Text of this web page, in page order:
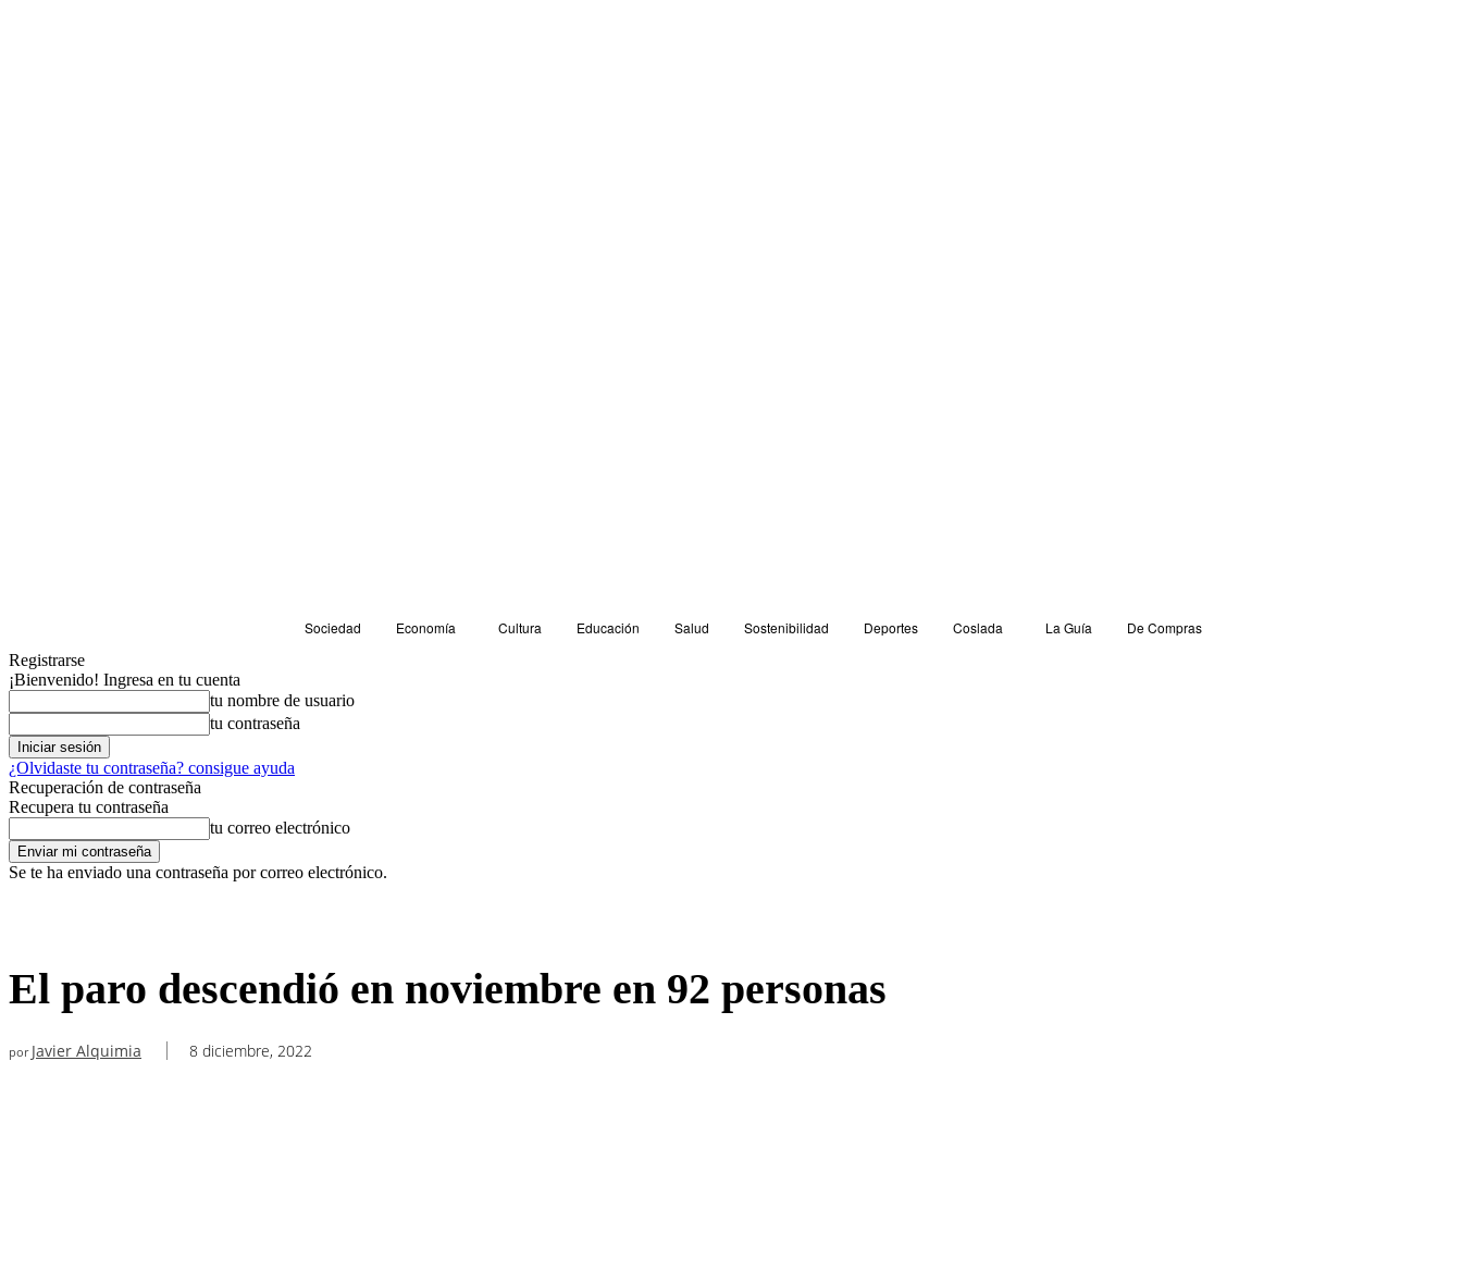
Sociedad Economía Cultura Educación Salud Sostenibilidad Deportes Coslada La Guía
De Compras
Registrarse
¡Bienvenido! Ingresa en tu cuenta
tu nombre de usuario
tu contraseña
¿Olvidaste tu contraseña? consigue ayuda
Recuperación de contraseña
Recupera tu contraseña
tu correo electrónico
Se te ha enviado una contraseña por correo electrónico.
El paro descendió en noviembre en 92 personas
por Javier Alquimia 8 diciembre, 2022